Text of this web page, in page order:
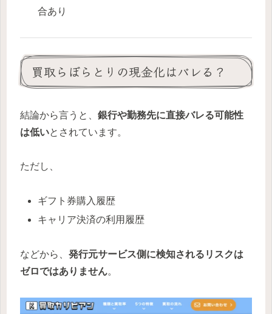
合あり
買取らぼらとりの現金化はバレる？
結論から言うと、 銀行や勤務先に直接バレる可能性
は低いとされています。
ただし、
ギフト券購入履歴
キャリア決済の利用履歴
などから、 発行元サービス側に検知されるリスクは
ゼロではありません。